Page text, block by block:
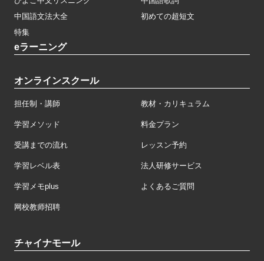
中国語文法大全
初めての超短文
特集
eラーニング
オンラインスクール
担任制・講師 教材・カリキュラム
学習メソッド 料金プラン
受講までの流れ レッスン予約
学習レベル表 法人研修サービス
学習メモplus よくあるご質問
网校教师招聘
チャイナモール